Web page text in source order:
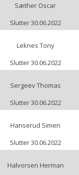
Sæther Oscar
Slutter 30.06.2022
Leknes Tony
Slutter 30.06.2022
Sergeev Thomas
Slutter 30.06.2022
Hanserud Simen
Slutter 30.06.2022
Halvorsen Herman